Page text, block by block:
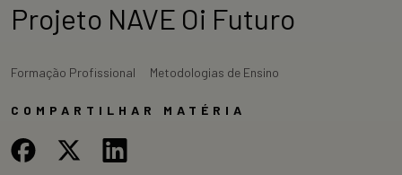
Projeto NAVE Oi Futuro
Formação Profissional Metodologias de Ensino
COMPARTILHAR MATÉRIA